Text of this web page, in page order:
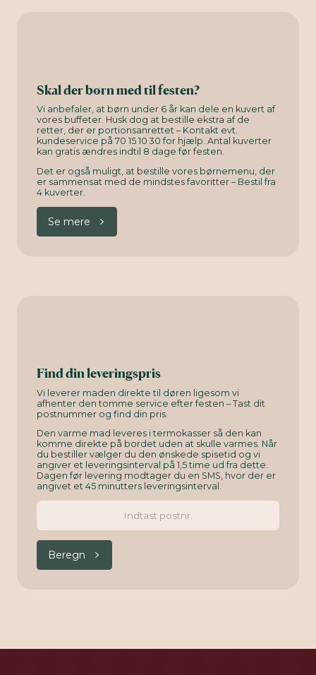
Skal der børn med til festen?
Vi anbefaler, at børn under 6 år kan dele en kuvert af
vores buffeter. Husk dog at bestille ekstra af de
retter, der er portionsanrettet – Kontakt evt.
kundeservice på 70 15 10 30 for hjælp. Antal kuverter
kan gratis ændres indtil 8 dage før festen.
Det er også muligt, at bestille vores børnemenu, der
er sammensat med de mindstes favoritter – Bestil fra
4 kuverter.
Se mere
Find din leveringspris
Vi leverer maden direkte til døren ligesom vi
afhenter den tomme service efter festen – Tast dit
postnummer og find din pris.
Den varme mad leveres i termokasser så den kan
komme direkte på bordet uden at skulle varmes. Når
du bestiller vælger du den ønskede spisetid og vi
angiver et leveringsinterval på 1,5 time ud fra dette.
Dagen før levering modtager du en SMS, hvor der er
angivet et 45 minutters leveringsinterval.
Beregn